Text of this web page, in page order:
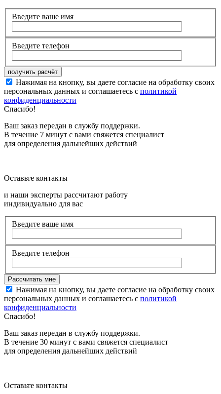
Введите ваше имя
Введите телефон
Нажимая на кнопку, вы даете согласие на обработку своих
персональных данных и соглашаетесь с политикой
конфиденциальности
Спасибо!
Ваш заказ передан в службу поддержки.
В течение 7 минут с вами свяжется специалист
для определения дальнейших действий
Оставьте контакты
и наши эксперты рассчитают работу
индивидуально для вас
Введите ваше имя
Введите телефон
Нажимая на кнопку, вы даете согласие на обработку своих
персональных данных и соглашаетесь с политикой
конфиденциальности
Спасибо!
Ваш заказ передан в службу поддержки.
В течение 30 минут с вами свяжется специалист
для определения дальнейших действий
Оставьте контакты